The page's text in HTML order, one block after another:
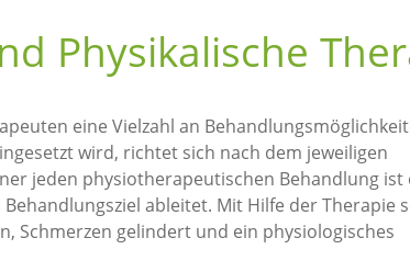
Physikalische
eine Vielzahl an
wird, richtet sich nach dem jeweiligen
jeden physiotherapeutischen Behandlung ist
ableitet. Mit Hilfe der Therapie
Schmerzen gelindert und ein physiologisches